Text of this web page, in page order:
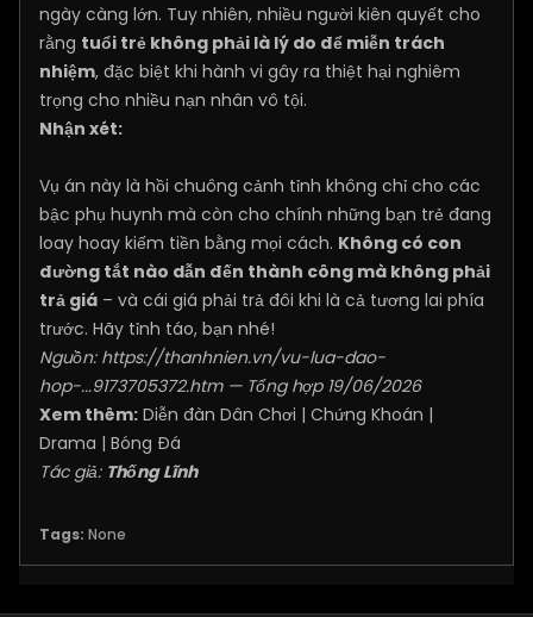
ngày càng lớn. Tuy nhiên, nhiều người kiên quyết cho
rằng tuổi trẻ không phải là lý do để miễn trách
nhiệm, đặc biệt khi hành vi gây ra thiệt hại nghiêm
trọng cho nhiều nạn nhân vô tội.
Nhận xét:
Vụ án này là hồi chuông cảnh tỉnh không chỉ cho các
bậc phụ huynh mà còn cho chính những bạn trẻ đang
loay hoay kiếm tiền bằng mọi cách. Không có con
đường tắt nào dẫn đến thành công mà không phải
trả giá – và cái giá phải trả đôi khi là cả tương lai phía
trước. Hãy tỉnh táo, bạn nhé!
Nguồn: https://thanhnien.vn/vu-lua-dao-
hop-...9173705372.htm— Tổng hợp 19/06/2026
Xem thêm: Diễn đàn Dân Chơi | Chứng Khoán |
Drama | Bóng Đá
Tác giả: Thống Lĩnh
Tags: None